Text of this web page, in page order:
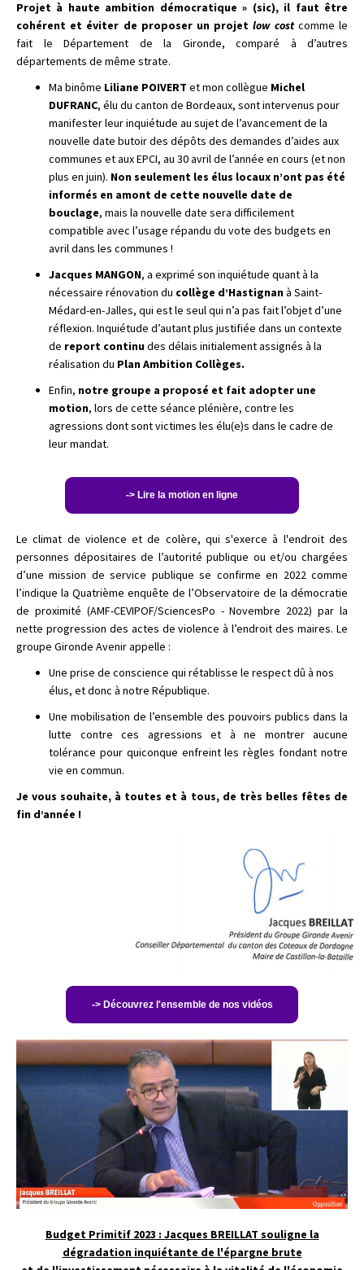
Projet à haute ambition démocratique » (sic), il faut être
cohérent et éviter de proposer un projetlow costcomme le
fait le Département de la Gironde, comparé à d’autres
départements de même strate.
Ma binôme Liliane POIVERT et mon collègue Michel
DUFRANC, élu du canton de Bordeaux, sont intervenus pour
manifester leur inquiétude au sujet de l’avancement de la
nouvelle date butoir des dépôts des demandes d’aides aux
communes et aux EPCI, au 30 avril de l’année en cours (et non
plus en juin). Non seulement les élus locaux n’ont pas été
informés en amont de cette nouvelle date de
bouclage, mais la nouvelle date sera difficilement
compatible avec l’usage répandu du vote des budgets en
avril dans les communes !
Jacques MANGON, a exprimé son inquiétude quant à la
nécessaire rénovation du collège d’Hastignanà Saint-
Médard-en-Jalles, qui est le seul qui n’a pas fait l’objet d’une
réflexion. Inquiétude d’autant plus justifiée dans un contexte
de report continudes délais initialement assignés à la
réalisation du Plan Ambition Collèges.
Enfin, notre groupe a proposé et fait adopter une
motion, lors de cette séance plénière, contre les
agressions dont sont victimes les élu(e)s dans le cadre de
leur mandat.
-> Lire la motion en ligne
Le climat de violence et de colère, qui s'exerce à l'endroit des
personnes dépositaires de l’autorité publique ou et/ou chargées
d’une mission de service publique se confirme en 2022 comme
l’indique la Quatrième enquête de l’Observatoire de la démocratie
de proximité (AMF-CEVIPOF/SciencesPo - Novembre 2022) par la
nette progression des actes de violence à l’endroit des maires. Le
groupe Gironde Avenir appelle :
Une prise de conscience qui rétablisse le respect dû à nos
élus, et donc à notre République.
Une mobilisation de l’ensemble des pouvoirs publics dans la
lutte contre ces agressions et à ne montrer aucune
tolérance pour quiconque enfreint les règles fondant notre
vie en commun.
Je vous souhaite, à toutes et à tous, de très belles fêtes de
fin d’année !
-> Découvrez l'ensemble de nos vidéos
Budget Primitif 2023 : Jacques BREILLAT souligne la
dégradation inquiétante de l'épargne brute